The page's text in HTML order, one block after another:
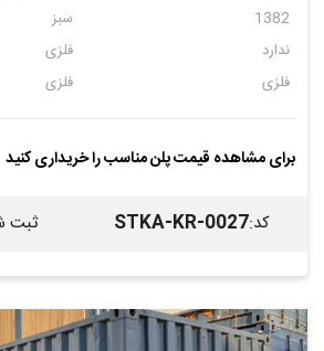
1382
سبز
ندارد
فلزی
فلزی
فلزی
برای مشاهده قیمت پلن مناسب را خریداری کنید
کد:
STKA-KR-0027 ثبت